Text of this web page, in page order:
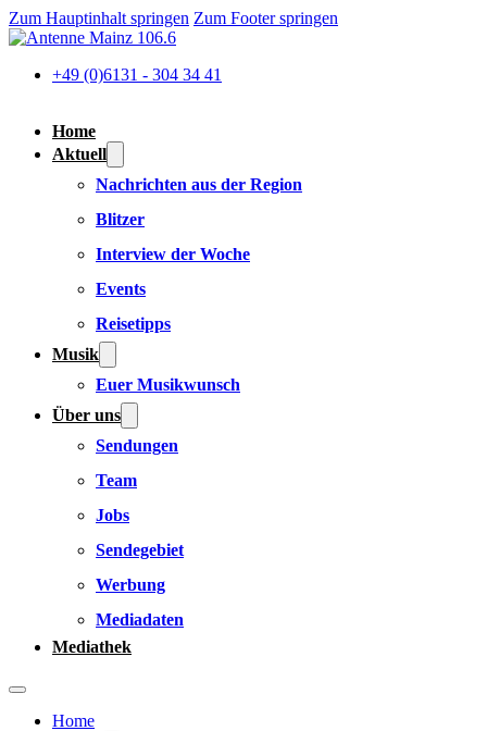
Zum Hauptinhalt springen Zum Footer springen
+49 (0)6131 - 304 34 41
Home
Aktuell
Nachrichten aus der Region
Blitzer
Interview der Woche
Events
Reisetipps
Musik
Euer Musikwunsch
Über uns
Sendungen
Team
Jobs
Sendegebiet
Werbung
Mediadaten
Mediathek
Home